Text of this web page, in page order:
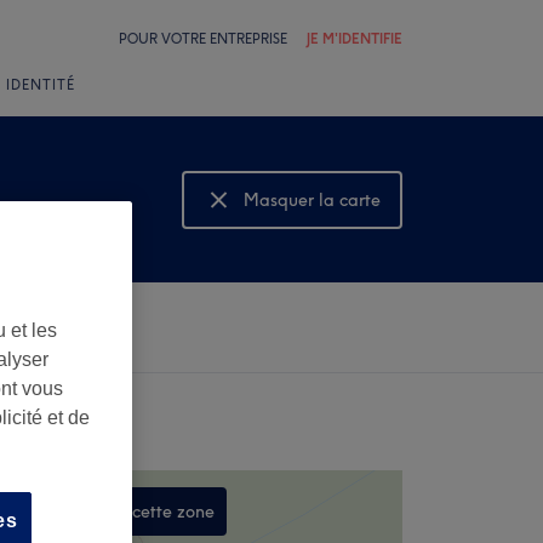
POUR VOTRE ENTREPRISE JE M'IDENTIFIE
IDENTITÉ
Masquer la carte
Montrer la carte
dans cette zone
et les
vous
et de